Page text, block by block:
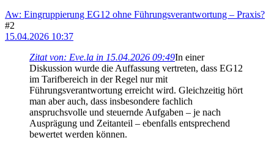
Aw: Eingruppierung EG12 ohne Führungsverantwortung – Praxis?
#2
15.04.2026 10:37
Zitat von: Eve.la in 15.04.2026 09:49In einer
Diskussion wurde die Auffassung vertreten, dass EG12
im Tarifbereich in der Regel nur mit
Führungsverantwortung erreicht wird. Gleichzeitig hört
man aber auch, dass insbesondere fachlich
anspruchsvolle und steuernde Aufgaben – je nach
Ausprägung und Zeitanteil – ebenfalls entsprechend
bewertet werden können.